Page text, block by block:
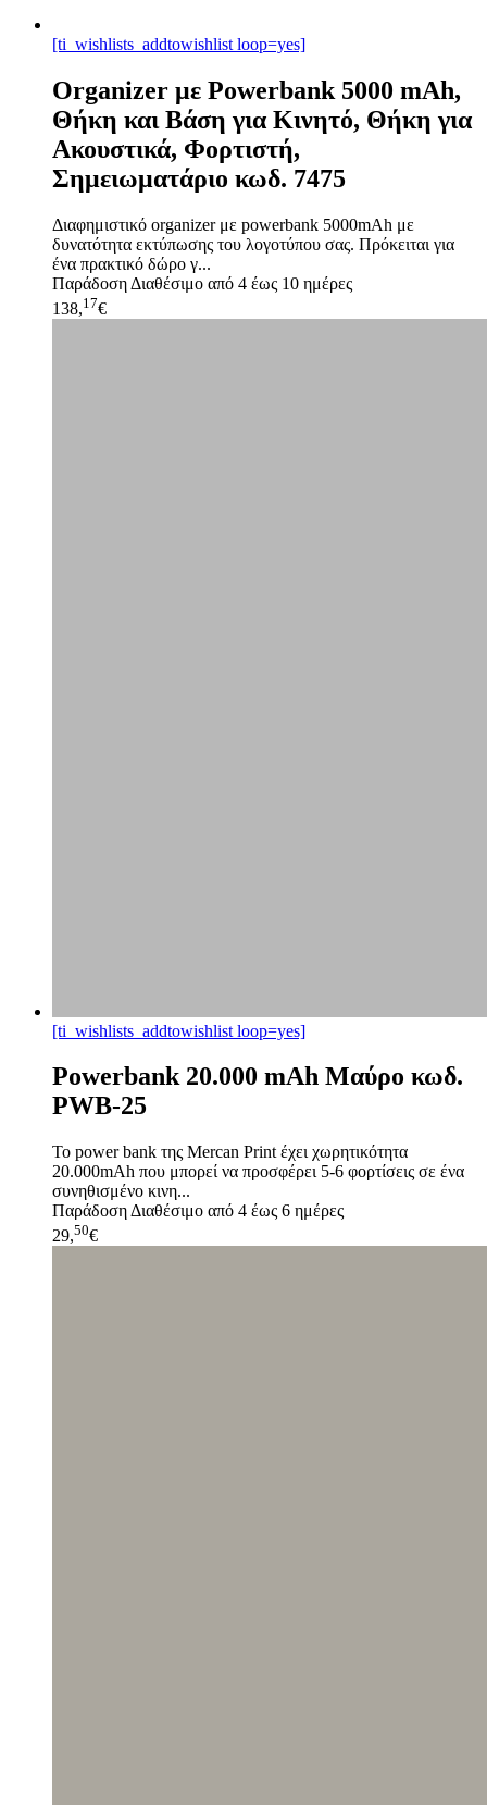
[ti_wishlists_addtowishlist loop=yes]
Organizer με Powerbank 5000 mAh,
Θήκη και Βάση για Κινητό, Θήκη για
Ακουστικά, Φορτιστή,
Σημειωματάριο κωδ. 7475
Διαφημιστικό organizer με powerbank 5000mAh με
δυνατότητα εκτύπωσης του λογοτύπου σας. Πρόκειται για
ένα πρακτικό δώρο γ...
Παράδοση Διαθέσιμο από 4 έως 10 ημέρες
138,17€
[ti_wishlists_addtowishlist loop=yes]
Powerbank 20.000 mAh Μαύρο κωδ.
PWB-25
Το power bank της Mercan Print έχει χωρητικότητα
20.000mAh που μπορεί να προσφέρει 5-6 φορτίσεις σε ένα
συνηθισμένο κινη...
Παράδοση Διαθέσιμο από 4 έως 6 ημέρες
29,50€